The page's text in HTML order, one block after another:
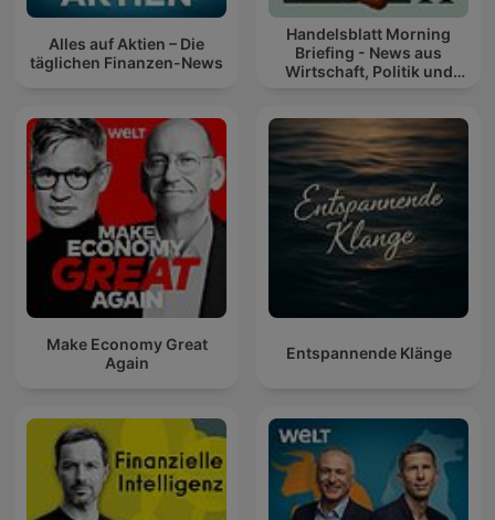
Alles auf Aktien – Die
täglichen Finanzen-News
Handelsblatt Morning
Briefing - News aus
Wirtschaft, Politik und
Make Economy Great
Again
Entspannende Klänge